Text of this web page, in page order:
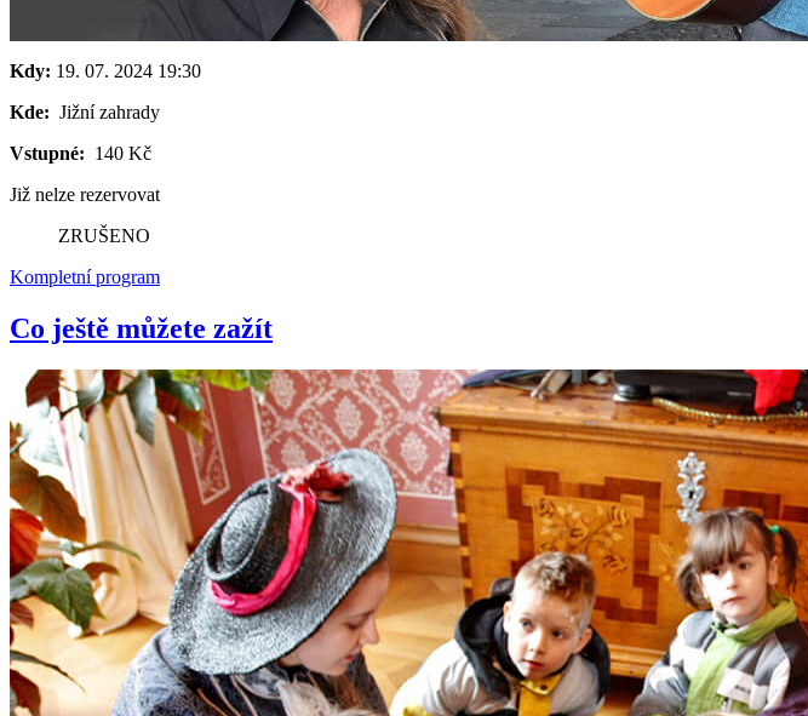
Kdy: 19. 07. 2024 19:30
Kde: Jižní zahrady
Vstupné: 140 Kč
Již nelze rezervovat
ZRUŠENO
Kompletní program
Co ještě můžete zažít